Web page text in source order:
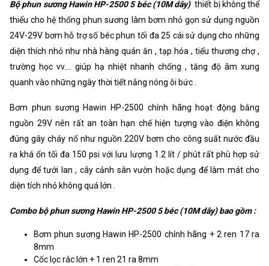
Bộ phun sương Hawin HP-2500 5 béc (10M dây) thiết bị không thể
thiếu cho hệ thống phun sương làm bơm nhỏ gọn sử dụng nguồn
24V-29V bơm hỗ trợ số béc phun tối đa 25 cái sử dụng cho những
diện thích nhỏ như nhà hàng quán ăn , tạp hóa , tiểu thương chợ ,
trường học vv.... giúp hạ nhiệt nhanh chống , tăng độ âm xung
quanh vào những ngày thời tiết nắng nóng ôi bức .
Bơm phun sương Hawin HP-2500 chính hãng hoạt động bằng
nguồn 29V nên rất an toàn hạn chế hiện tượng vào điện không
đúng gây cháy nổ như nguồn 220V bơm cho công suất nước đầu
ra khá ổn tối đa 150 psi với lưu lượng 1.2 lít / phút rất phù hợp sử
dụng để tưới lan , cây cảnh sân vườn hoặc dụng để làm mát cho
diện tích nhỏ không quá lớn .
Combo bộ phun sương Hawin HP-2500 5 béc (10M dây) bao gồm :
Bơm phun sương Hawin HP-2500 chính hãng + 2 ren 17 ra
8mm
Cốc lọc rác lớn + 1 ren 21 ra 8mm